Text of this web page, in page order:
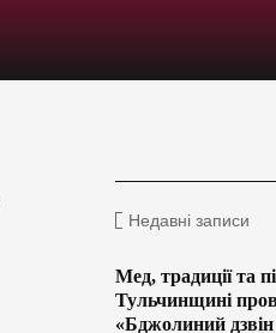
Недавні записи
Мед, традиції та
Тульчинщині
«Бджолиний